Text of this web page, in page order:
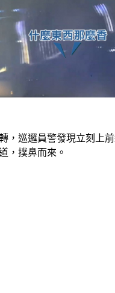
，巡邏員警發現立刻上
，撲鼻而來。